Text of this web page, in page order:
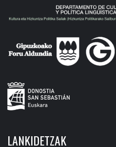
LANKIDETZAK